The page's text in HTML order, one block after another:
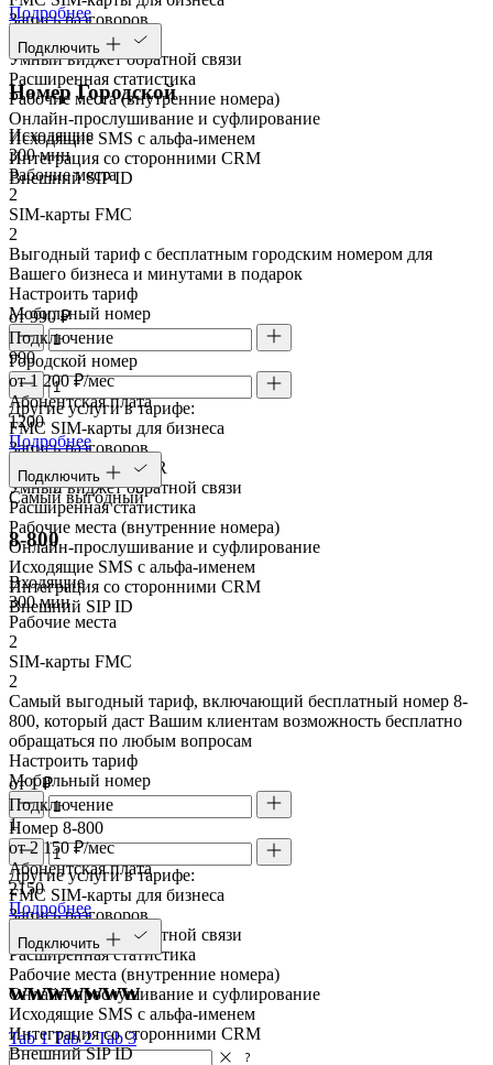
Запись разговоров
Речевая аналитика
Умный виджет обратной связи
Расширенная статистика
Рабочие места (внутренние номера)
Онлайн-прослушивание и суфлирование
Исходящие SMS с альфа-именем
Интеграция со сторонними CRM
Внешний SIP ID
Подробнее
Подключить
Номер Городской
Исходящие
300 мин
Рабочие места
2
SIM-карты FMC
2
Выгодный тариф с бесплатным городским номером для
Вашего бизнеса и минутами в подарок
Настроить тариф
Мобильный номер
Городской номер
Другие услуги в тарифе:
FMC SIM-карты для бизнеса
Запись разговоров
Голосовое меню IVR
Умный виджет обратной связи
Расширенная статистика
Рабочие места (внутренние номера)
Онлайн-прослушивание и суфлирование
Исходящие SMS с альфа-именем
Интеграция со сторонними CRM
Внешний SIP ID
от 990 ₽
Подключение
990
от 1 200 ₽/мес
Абонентская плата
1200
Подробнее
Подключить
Самый выгодный
8-800
Входящие
300 мин
Рабочие места
2
SIM-карты FMC
2
Самый выгодный тариф, включающий бесплатный номер 8-
800, который даст Вашим клиентам возможность бесплатно
обращаться по любым вопросам
Настроить тариф
Мобильный номер
Номер 8-800
Другие услуги в тарифе:
FMC SIM-карты для бизнеса
Запись разговоров
Умный виджет обратной связи
Расширенная статистика
Рабочие места (внутренние номера)
Онлайн-прослушивание и суфлирование
Исходящие SMS с альфа-именем
Интеграция со сторонними CRM
Внешний SIP ID
от 1 ₽
Подключение
1
от 2 150 ₽/мес
Абонентская плата
2150
Подробнее
Подключить
wwwwwww
Tab 1Tab 2Tab 3